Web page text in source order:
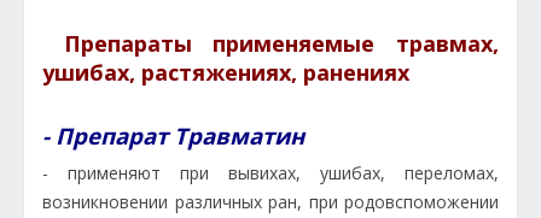
Препараты применяемые травмах,
ушибах, растяжениях, ранениях
- Препарат Травматин
- применяют при вывихах, ушибах, переломах,
возникновении различных ран, при родовспоможении